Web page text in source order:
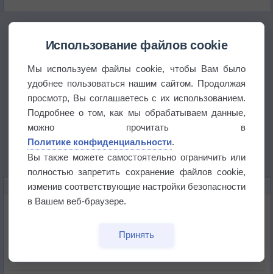
ЭТО ИНТЕРЕСНО
Почему северный загар цветом отличается от
Букет сирени вреден для здоровья
Использование файлов cookie
Мы используем файлы cookie, чтобы Вам было
удобнее пользоваться нашим сайтом. Продолжая
просмотр, Вы соглашаетесь с их использованием.
Подробнее о том, как мы обрабатываем данные,
можно прочитать в
Политике конфиденциальности.
Вы также можете самостоятельно ограничить или
полностью запретить сохранение файлов cookie,
изменив соответствующие настройки безопасности
в Вашем веб-браузере.
Принять